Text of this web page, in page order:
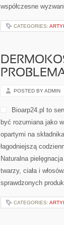
współczesne
CATEGORIES:
POSTED BY ADMIN
Bioarp24.pl to
być rozumiana jako
opartymi na
łagodniejszą
Naturalna
twarzy, ciała i
sprawdzonych
CATEGORIES: